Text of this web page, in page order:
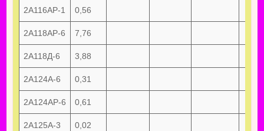
2А116АР-1 0,56
2А118АР-6 7,76
2А118Д-6 3,88
2А124А-6 0,31
2А124АР-6 0,61
2А125А-3 0,02